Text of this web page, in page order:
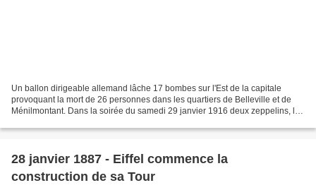
Un ballon dirigeable allemand lâche 17 bombes sur l'Est de la capitale
provoquant la mort de 26 personnes dans les quartiers de Belleville et de
Ménilmontant. Dans la soirée du samedi 29 janvier 1916 deux zeppelins, les
28 janvier 1887 - Eiffel commence la
construction de sa Tour